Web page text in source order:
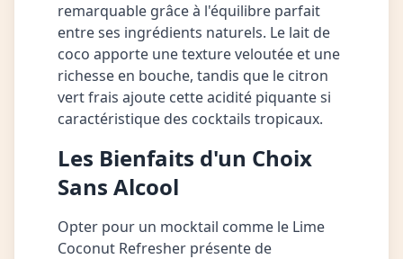
remarquable grâce à l'équilibre parfait
entre ses ingrédients naturels. Le lait de
coco apporte une texture veloutée et une
richesse en bouche, tandis que le citron
vert frais ajoute cette acidité piquante si
caractéristique des cocktails tropicaux.
Les Bienfaits d'un Choix
Sans Alcool
Opter pour un mocktail comme le Lime
Coconut Refresher présente de